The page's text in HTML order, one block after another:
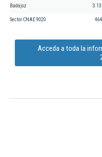
Badajoz
Sector CNAE 9020 464
Acceda a toda la